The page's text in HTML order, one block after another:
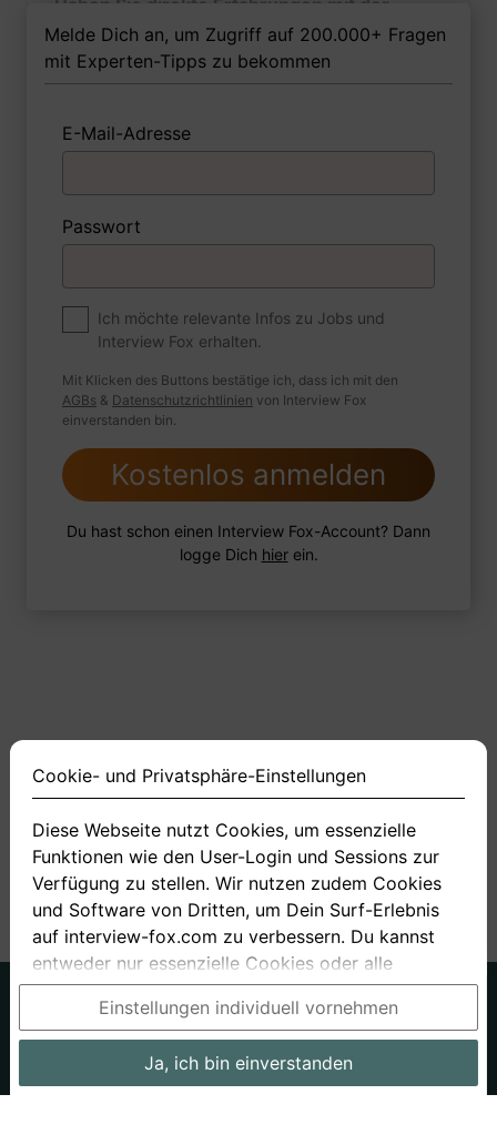
Haben Sie direkte Erfahrungen mit der
Wartung von Lagerequipment und dem
Gesamtzustand eines Lagers?
Premium
Können Sie einen Überblick über Ihre
Aufgaben bei Ihrer vorherigen Stelle geben?
1 Beispiel Audio aufnehmen
Melde Dich an, um Zugriff auf 200.000+ Fragen
mit Experten-Tipps zu bekommen
E-Mail-Adresse
Passwort
Ich möchte relevante Infos zu Jobs und
Interview Fox erhalten.
Mit Klicken des Buttons bestätige ich, dass ich mit den
AGBs & Datenschutzrichtlinien von Interview Fox
einverstanden bin.
Kostenlos anmelden
Du hast schon einen Interview Fox-Account? Dann
logge Dich hierein.
< 1 2 3 4 11 >
Über uns
Datenschutz
AGB
Bewerbungsfragen Preise
Cookie- und Privatsphäre-Einstellungen
Diese Webseite nutzt Cookies, um essenzielle
Funktionen wie den User-Login und Sessions zur
Verfügung zu stellen. Wir nutzen zudem Cookies
und Software von Dritten, um Dein Surf-Erlebnis
auf interview-fox.com zu verbessern. Du kannst
entweder nur essenzielle Cookies oder alle
Cookies akzeptieren. Du kannst Deine
Einstellungen jederzeit in unseren Cookie- und
Privatsphäre-Einstellungen ändern. Dieser Link ist
im Footer unserer Seit zu finden. Wenn Du mehr
Einstellungen individuell vornehmen
Ja, ich bin einverstanden